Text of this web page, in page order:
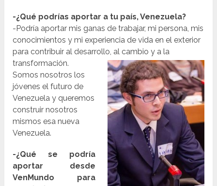
-¿Qué podrías aportar a tu país, Venezuela?
-Podría aportar mis ganas de trabajar, mi persona, mis
conocimientos y mi experiencia de vida en el exterior
para contribuir al desarrollo, al cambio y a la
transformación.
Somos nosotros los
jóvenes el futuro de
Venezuela y queremos
construir nosotros
mismos esa nueva
Venezuela.
-¿Qué se podría
aportar desde
VenMundo para